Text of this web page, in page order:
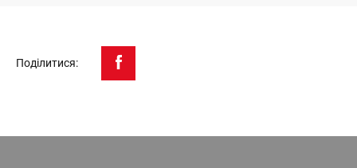
Поділитися: